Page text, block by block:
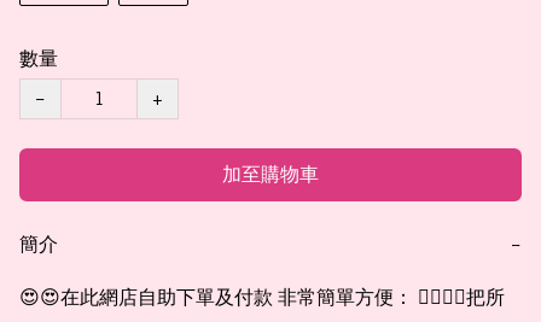
數量
−
+
加至購物車
簡介 −
😍😍在此網店自助下單及付款 非常簡單方便： 👉🏻👉🏻把所